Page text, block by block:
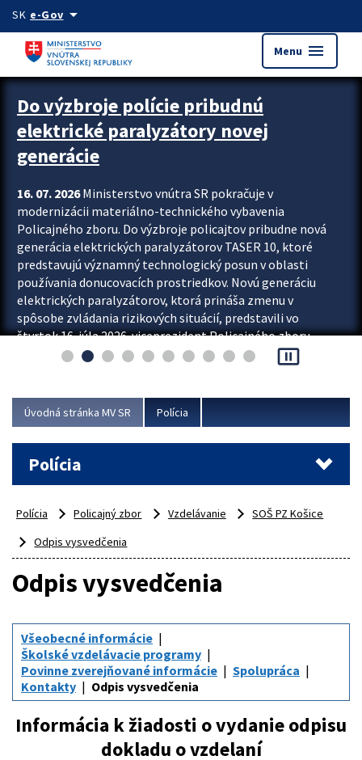
Preskocit na hlavný obsah
SK e-Govarrow_drop_down
Menu menu
Zastavit automatický posun upútavok
Do výzbroje polície pribudnú
elektrické paralyzátory novej
generácie
16. 07. 2026Ministerstvo vnútra SR pokračuje v
modernizácii materiálno-technického vybavenia
Policajného zboru. Do výzbroje policajtov pribudne nová
generácia elektrických paralyzátorov TASER 10, ktoré
predstavujú významný technologický posun v oblasti
používania donucovacích prostriedkov. Novú generáciu
elektrických paralyzátorov, ktorá prináša zmenu v
spôsobe zvládania rizikových situácií, predstavili vo
štvrtok 16. júla 2026 viceprezident Policajného zboru
Rastislav Polakovič a riaditeľ odboru výcviku...
pause_presentation
Úvodná stránka MV SR Polícia
Polícia
Polícia Policajný zbor Vzdelávanie
SOŠ PZ Košice
Odpis vysvedčenia
Odpis vysvedčenia
Všeobecné informácie
Školské vzdelávacie programy
Povinne zverejňované informácie
Spolupráca
Kontakty
Odpis vysvedčenia
Informácia k žiadosti o vydanie odpisu
dokladu o vzdelaní